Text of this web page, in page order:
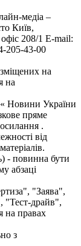
медіа –
Київ,
208/1 E-mail:
205-43-00
на
на
« Новини України
пряме
.
від
- повинна бути
абзаці
"Заява",
"Тест-драйв",
на правах
з